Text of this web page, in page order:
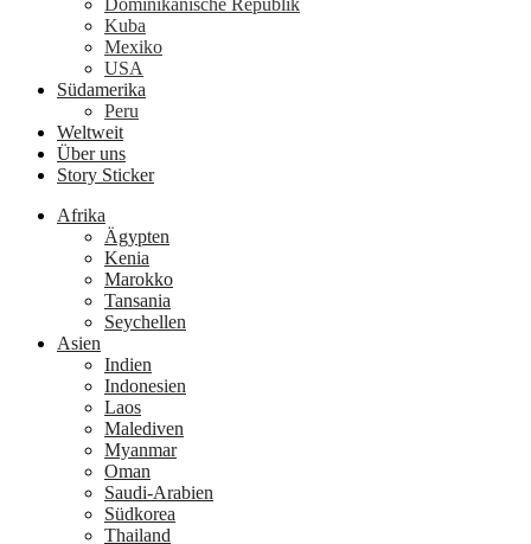
Kuba
Mexiko
USA
Südamerika
Peru
Weltweit
Über uns
Story Sticker
Afrika
Ägypten
Kenia
Marokko
Tansania
Seychellen
Asien
Indien
Indonesien
Laos
Malediven
Myanmar
Oman
Saudi-Arabien
Südkorea
Thailand